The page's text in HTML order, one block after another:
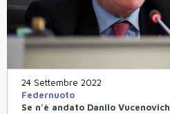
24 Settembre 2022
Federnuoto
Se n'è andato Danilo Vucenovich